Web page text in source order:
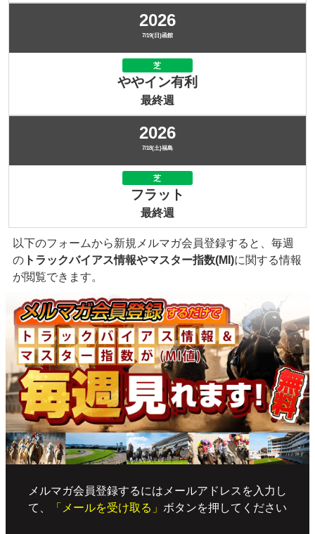
2026
7/19(日)函館
芝
ややイン有利
最終週
2026
7/18(土)福島
芝
フラット
最終週
以下のフォームから新規メルマガ会員登録すると、毎週
の トラックバイアス情報やマスター指数(MI)に関する情報
が閲覧できます。
メルマガ会員登録するにはメールアドレスを入力し
て、
「メールを受け取る」 ボタンを押してください